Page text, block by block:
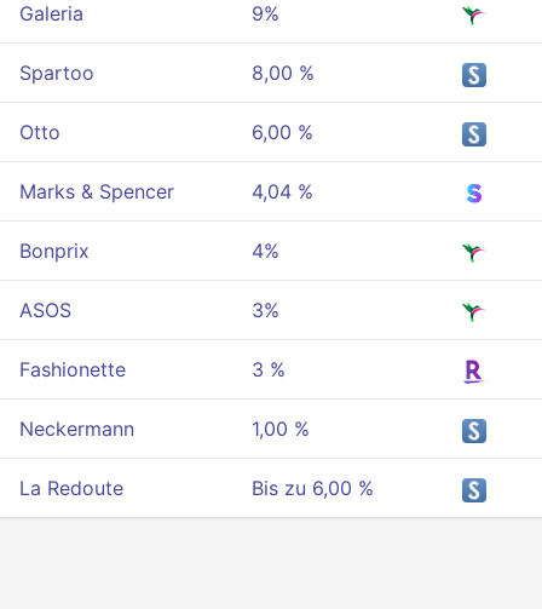
Galeria 9%
Spartoo 8,00 %
Otto 6,00 %
Marks & Spencer 4,04 %
Bonprix 4%
ASOS 3%
Fashionette 3 %
Neckermann 1,00 %
La Redoute Bis zu 6,00 %